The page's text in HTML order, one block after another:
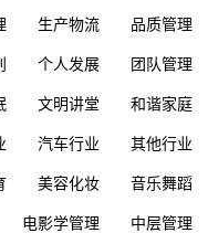
生产物流 品质管理
个人发展 团队管理
文明讲堂 和谐家庭
汽车行业 其他行业
美容化妆 音乐舞蹈
电影学管理 中层管理